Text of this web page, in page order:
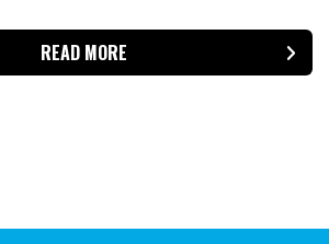
READ MORE